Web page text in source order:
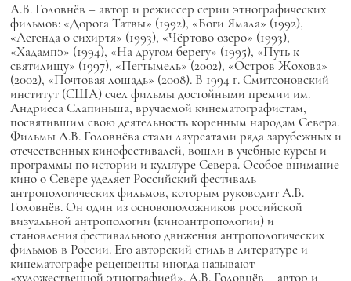
А.В. Головнёв – автор и режиссер серии этнографических
фильмов: «Дорога Татвы» (1992), «Боги Ямала» (1992),
«Легенда о сихиртя» (1993), «Чёртово озеро» (1993),
«Хадампэ» (1994), «На другом берегу» (1995), «Путь к
святилищу» (1997), «Пегтымель» (2002), «Остров Жохова»
(2002), «Почтовая лошадь» (2008). В 1994 г. Смитсоновский
институт (США) счел фильмы достойными премии им.
Андриеса Слапиньша, вручаемой кинематографистам,
посвятившим свою деятельность коренным народам Севера.
Фильмы А.В. Головнёва стали лауреатами ряда зарубежных и
отечественных кинофестивалей, вошли в учебные курсы и
программы по истории и культуре Севера. Особое внимание
кино о Севере уделяет Российский фестиваль
антропологических фильмов, которым руководит А.В.
Головнёв.Он один из основоположников российской
визуальной антропологии (киноантропологии)и
становления фестивального движения антропологических
фильмов в России. Его авторский стиль в литературе и
кинематографе рецензенты иногда называют
«художественной этнографией». А.В. Головнёв – автор и